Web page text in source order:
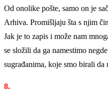
Od onolike pošte, samo on je
Arhiva. Promišljaju šta s njim
Jak je to zapis i može nam
se složili da ga namestimo
sugrađanima, koje smo birali da
8.